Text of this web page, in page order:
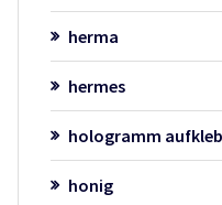
herma
hermes
hologramm
honig